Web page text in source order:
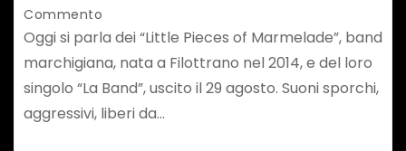
Commento
Oggi si parla dei “Little Pieces of Marmelade”, band
marchigiana, nata a Filottrano nel 2014, e del loro
singolo “La Band”, uscito il 29 agosto. Suoni sporchi,
aggressivi, liberi da…